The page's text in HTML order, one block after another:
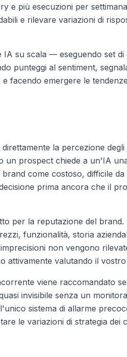
e più esecuzioni per
e rilevare variazioni di
IA su scala — eseguendo set di
punteggi al sentiment,
facendo emergere le
la percezione
un prospect chiede a un'IA
come costoso, difficile da
prima ancora che il
per la reputazione del brand.
funzionalità, storia
non vengono
attivamente valutando il
viene raccomandato
invisibile senza un
sistema di allarme
le variazioni di strategia dei